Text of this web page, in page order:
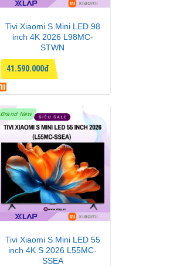
Tivi Xiaomi S Mini LED 98
inch 4K 2026 L98MC-
STWN
41.590.000đ
Brand New
Tivi Xiaomi S Mini LED 55
inch 4K S 2026 L55MC-
SSEA